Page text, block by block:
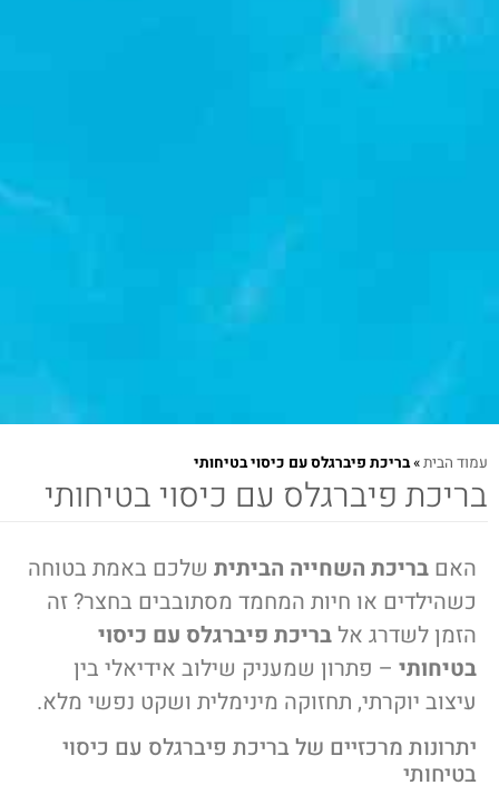
עמוד הבית»בריכת פיברגלס עם כיסוי בטיחותי
בריכת פיברגלס עם כיסוי בטיחותי
האם בריכת השחייה הביתית שלכם באמת בטוחה
כשהילדים או חיות המחמד מסתובבים בחצר? זה
הזמן לשדרג אלבריכת פיברגלס עם כיסוי
בטיחותי – פתרון שמעניק שילוב אידיאלי בין
עיצוב יוקרתי, תחזוקה מינימלית ושקט נפשי מלא.
יתרונות מרכזיים של בריכת פיברגלס עם כיסוי
בטיחותי